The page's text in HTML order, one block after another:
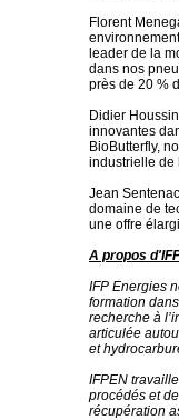
Florent
leader de la
dans nos
près de 20 %
Didier
innovantes
BioButterfly,
industrielle de
Jean
domaine de
une offre
A propos
IFP Energies
formation
recherche à
articulée
et
IFPEN
procédés et
récupération